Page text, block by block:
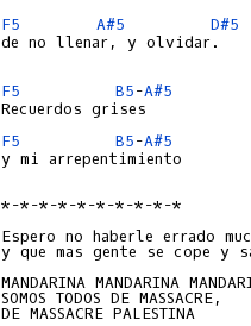
F5
A#5
D#5
de no llenar, y olvidar.
F5 B5-A#5
F5
B5-A#5
y mi arrepentimiento
*-*-*-*-*-*-*-*-*-*
Espero no haberle errado
y que mas gente se cope y
MANDARINA MANDARINA
SOMOS TODOS DE MASSACRE,
DE MASSACRE PALESTINA